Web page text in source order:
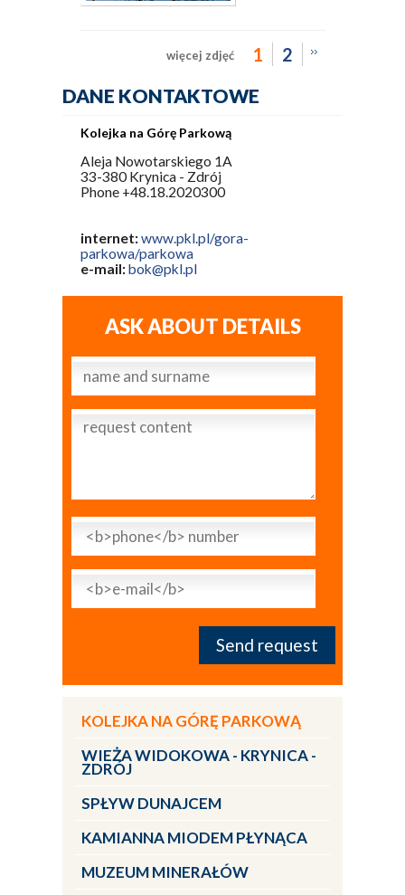
1 2
więcej zdjęć
DANE KONTAKTOWE
Kolejka na Górę Parkową
Aleja Nowotarskiego 1A
33-380 Krynica - Zdrój
Phone +48.18.2020300
internet:www.pkl.pl/gora-
parkowa/parkowa
e-mail:bok@pkl.pl
ASK ABOUT DETAILS
KOLEJKA NA GÓRĘ PARKOWĄ
WIEŻA WIDOKOWA - KRYNICA -
ZDRÓJ
SPŁYW DUNAJCEM
KAMIANNA MIODEM PŁYNĄCA
MUZEUM MINERAŁÓW